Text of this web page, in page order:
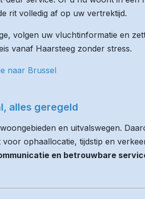
rit volledig af op uw vertrektijd.
volgen uw vluchtinformatie en
vanaf Haarsteeg zonder stress.
naar Brussel
alles geregeld
en uitvalswegen.
ophaallocatie, tijdstip en
en betrouwbare